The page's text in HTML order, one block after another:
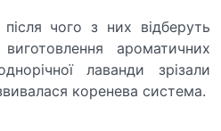
чого з них відберуть
ароматичних
лаванди зрізали
коренева система.